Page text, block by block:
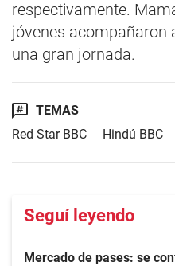
respectivamente.
jóvenes acompañaron
una gran jornada.
TEMAS
Red Star BBC
Hindú BBC
Seguí leyendo
Mercado de pases: se